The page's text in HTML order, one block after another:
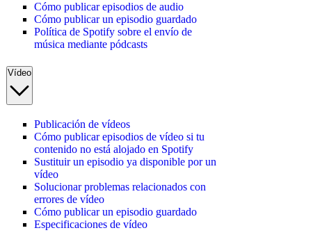
Cómo publicar episodios de audio
Cómo publicar un episodio guardado
Política de Spotify sobre el envío de
música mediante pódcasts
Vídeo
Publicación de vídeos
Cómo publicar episodios de vídeo si tu
contenido no está alojado en Spotify
Sustituir un episodio ya disponible por un
vídeo
Solucionar problemas relacionados con
errores de vídeo
Cómo publicar un episodio guardado
Especificaciones de vídeo